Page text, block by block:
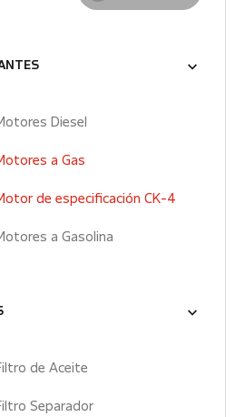
Diesel
a Gas
de especificación CK-4
a Gasolina
de Aceite
Separador